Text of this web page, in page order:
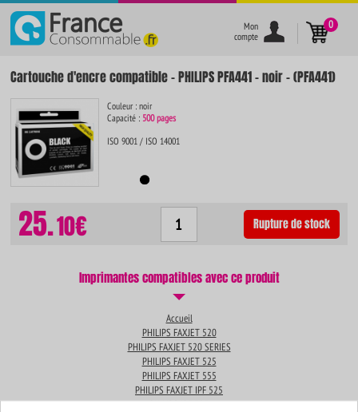
}
Mon
compte
0
Cartouche d'encre compatible - PHILIPS PFA441 - noir - (PFA441)
Couleur : noir
Capacité :500 pages
ISO 9001 / ISO 14001
25.10€ Rupture de stock
Imprimantes compatibles avec ce produit
Accueil
PHILIPS FAXJET 520
PHILIPS FAXJET 520 SERIES
PHILIPS FAXJET 525
PHILIPS FAXJET 555
PHILIPS FAXJET IPF 525
PHILIPS IPF 525